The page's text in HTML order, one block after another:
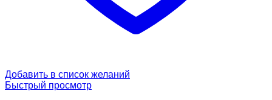
Добавить в список желаний
Быстрый просмотр